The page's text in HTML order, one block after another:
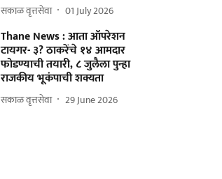
सकाळ वृत्तसेवा 01 July 2026
Thane News : आता ऑपरेशन
टायगर- ३? ठाकरेंचे १४ आमदार
फोडण्याची तयारी, ८ जुलैला पुन्हा
राजकीय भूकंपाची शक्यता
सकाळ वृत्तसेवा 29 June 2026